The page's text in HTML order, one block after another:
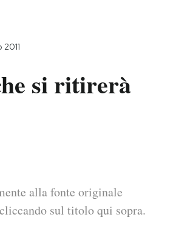
si ritirerà
alla fonte originale
sul titolo qui sopra.